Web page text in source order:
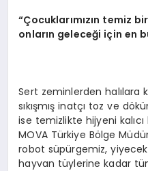
“Çocuklarımızın temiz
onların geleceği için en b
Sert zeminlerden halılara
sıkışmış inatçı toz ve
ise temizlikte hijyeni
MOVA Türkiye Bölge
robot süpürgemiz, yiyecek
hayvan tüylerine kadar